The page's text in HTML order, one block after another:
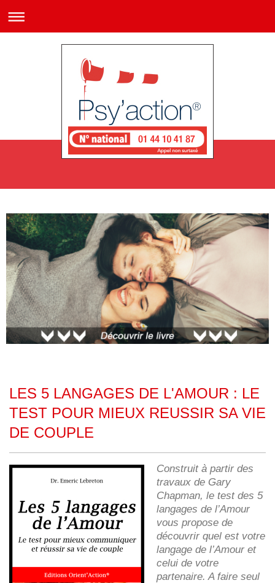
LES 5 LANGAGES DE L'AMOUR : LE
TEST POUR MIEUX REUSSIR SA VIE
DE COUPLE
Construit à partir des
travaux de Gary
Chapman, le test des 5
langages de l’Amour
vous propose de
découvrir quel est votre
langage de l’Amour et
celui de votre
partenaire. A faire seul